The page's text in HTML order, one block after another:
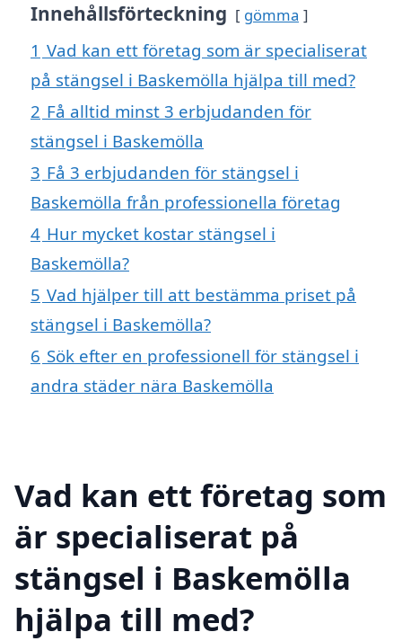
Innehållsförteckning gömma
1 Vad kan ett företag som är specialiserat
på stängsel i Baskemölla hjälpa till med?
2 Få alltid minst 3 erbjudanden för
stängsel i Baskemölla
3 Få 3 erbjudanden för stängsel i
Baskemölla från professionella företag
4 Hur mycket kostar stängsel i
Baskemölla?
5 Vad hjälper till att bestämma priset på
stängsel i Baskemölla?
6 Sök efter en professionell för stängsel i
andra städer nära Baskemölla
Vad kan ett företag som
är specialiserat på
stängsel i Baskemölla
hjälpa till med?